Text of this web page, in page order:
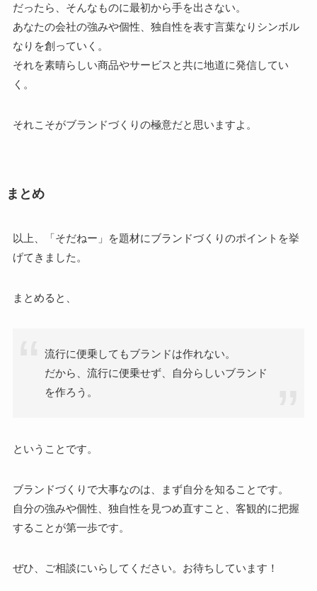
だったら、そんなものに最初から手を出さない。
あなたの会社の強みや個性、独自性を表す言葉なりシンボル
なりを創っていく。
それを素晴らしい商品やサービスと共に地道に発信してい
く。
それこそがブランドづくりの極意だと思いますよ。
まとめ
以上、「そだねー」を題材にブランドづくりのポイントを挙
げてきました。
まとめると、
流行に便乗してもブランドは作れない。
だから、流行に便乗せず、自分らしいブランド
を作ろう。
ということです。
ブランドづくりで大事なのは、まず自分を知ることです。
自分の強みや個性、独自性を見つめ直すこと、客観的に把握
することが第一歩です。
ぜひ、ご相談にいらしてください。お待ちしています！